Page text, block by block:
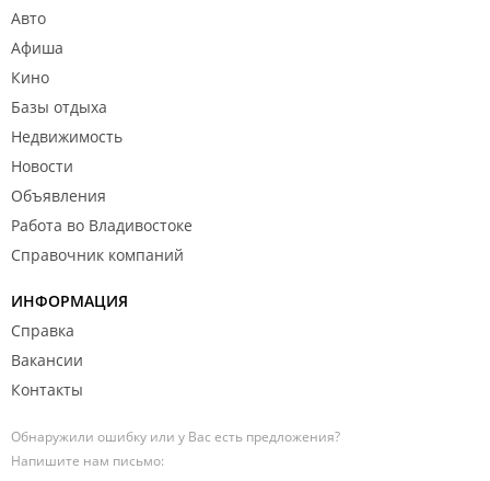
Авто
Афиша
Кино
Базы отдыха
Недвижимость
Новости
Объявления
Работа во Владивостоке
Справочник компаний
ИНФОРМАЦИЯ
Справка
Вакансии
Контакты
Обнаружили ошибку или у Вас есть предложения?
Напишите нам письмо: